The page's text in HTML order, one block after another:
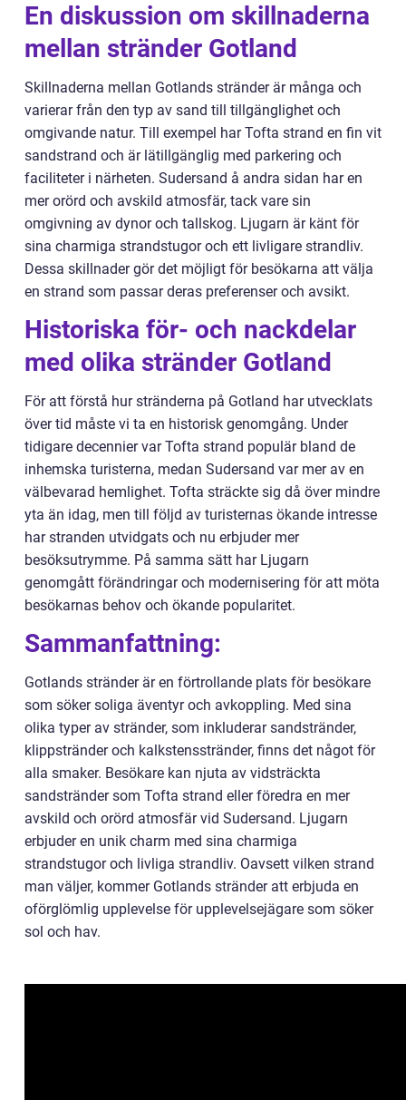
En diskussion om skillnaderna
mellan stränder Gotland
Skillnaderna mellan Gotlands stränder är många och
varierar från den typ av sand till tillgänglighet och
omgivande natur. Till exempel har Tofta strand en fin vit
sandstrand och är lätillgänglig med parkering och
faciliteter i närheten. Sudersand å andra sidan har en
mer orörd och avskild atmosfär, tack vare sin
omgivning av dynor och tallskog. Ljugarn är känt för
sina charmiga strandstugor och ett livligare strandliv.
Dessa skillnader gör det möjligt för besökarna att välja
en strand som passar deras preferenser och avsikt.
Historiska för- och nackdelar
med olika stränder Gotland
För att förstå hur stränderna på Gotland har utvecklats
över tid måste vi ta en historisk genomgång. Under
tidigare decennier var Tofta strand populär bland de
inhemska turisterna, medan Sudersand var mer av en
välbevarad hemlighet. Tofta sträckte sig då över mindre
yta än idag, men till följd av turisternas ökande intresse
har stranden utvidgats och nu erbjuder mer
besöksutrymme. På samma sätt har Ljugarn
genomgått förändringar och modernisering för att möta
besökarnas behov och ökande popularitet.
Sammanfattning:
Gotlands stränder är en förtrollande plats för besökare
som söker soliga äventyr och avkoppling. Med sina
olika typer av stränder, som inkluderar sandstränder,
klippstränder och kalkstensstränder, finns det något för
alla smaker. Besökare kan njuta av vidsträckta
sandstränder som Tofta strand eller föredra en mer
avskild och orörd atmosfär vid Sudersand. Ljugarn
erbjuder en unik charm med sina charmiga
strandstugor och livliga strandliv. Oavsett vilken strand
man väljer, kommer Gotlands stränder att erbjuda en
oförglömlig upplevelse för upplevelsejägare som söker
sol och hav.